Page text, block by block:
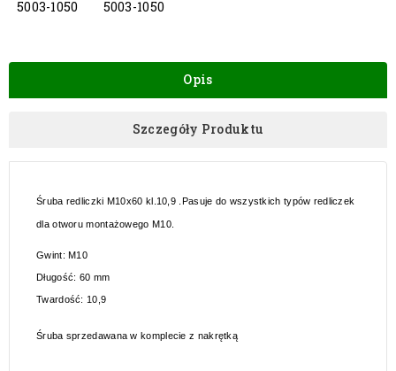
5003-1050
5003-1050
Opis
Szczegóły Produktu
Śruba redliczki M10x60 kl.10,9 .Pasuje do wszystkich typów redliczek
dla otworu montażowego M10.
Gwint: M10
Długość: 60 mm
Twardość: 10,9
Śruba sprzedawana w komplecie z nakrętką